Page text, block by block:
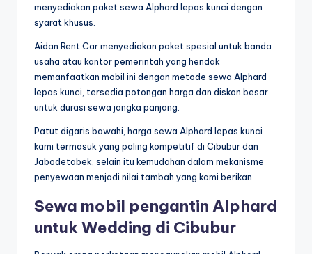
menyediakan paket sewa Alphard lepas kunci dengan
syarat khusus.
Aidan Rent Car menyediakan paket spesial untuk banda
usaha atau kantor pemerintah yang hendak
memanfaatkan mobil ini dengan metode sewa Alphard
lepas kunci, tersedia potongan harga dan diskon besar
untuk durasi sewa jangka panjang.
Patut digaris bawahi, harga sewa Alphard lepas kunci
kami termasuk yang paling kompetitif di Cibubur dan
Jabodetabek, selain itu kemudahan dalam mekanisme
penyewaan menjadi nilai tambah yang kami berikan.
Sewa mobil pengantin Alphard
untuk Wedding di Cibubur